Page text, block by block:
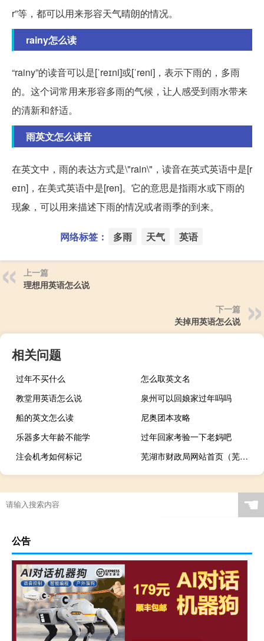
r”等，都可以用来形容天气晴朗的情况。
rainy怎么读
“rainy”的读音可以是[ˈreɪni]或[ˈreni]，表示下雨的，多雨
的。这个词常用来形容多雨的气候，让人感受到雨水带来
的清新和舒适。
雨英文怎么读音
在英文中，雨的表达方式是\"rain\"，读音在英式英语中是[r
eɪn]，在美式英语中是[ren]。它的意思是指雨水或下雨的
现象，可以用来描述下雨的情况或者雨季的到来。
网络标签： 多雨 天气 英语
上一篇
理想用英语怎么说
下一篇
关掉用英语怎么说
相关问题
过年不买什么
怎么取英文名
教堂用英语怎么说
泉州可以回娘家过年吗吗
船的英文怎么读
尼奥团本攻略
乐器多大年龄不能学
过年回家考验一下老妈吧
注会机考如何标记
芜湖市财政局网站首页（芜湖市财政局）
☚
公告